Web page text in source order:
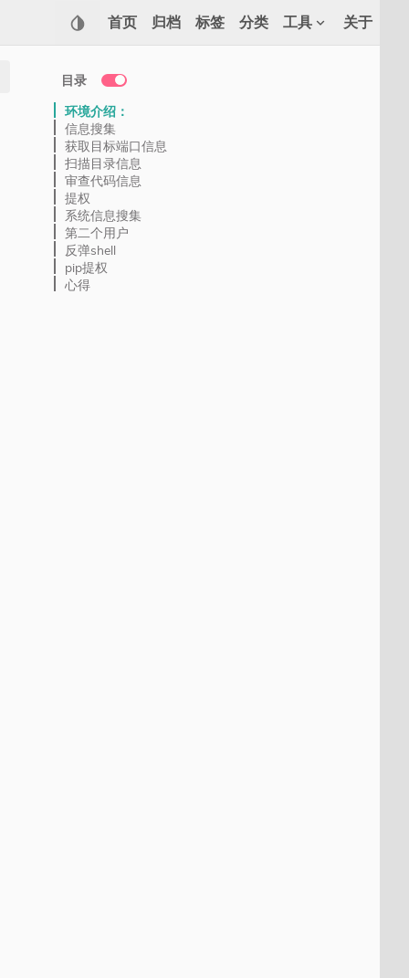
首页 归档 标签 分类 工具 关于
目录
环境介绍：
信息搜集
获取目标端口信息
扫描目录信息
审查代码信息
提权
系统信息搜集
第二个用户
反弹shell
pip提权
心得